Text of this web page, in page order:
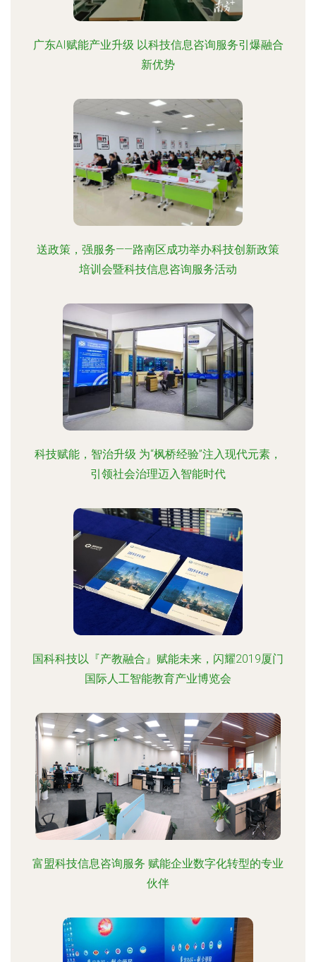
广东AI赋能产业升级 以科技信息咨询服务引爆融合
新优势
送政策，强服务——路南区成功举办科技创新政策
培训会暨科技信息咨询服务活动
科技赋能，智治升级 为“枫桥经验”注入现代元素，
引领社会治理迈入智能时代
国科科技以『产教融合』赋能未来，闪耀2019厦门
国际人工智能教育产业博览会
富盟科技信息咨询服务 赋能企业数字化转型的专业
伙伴